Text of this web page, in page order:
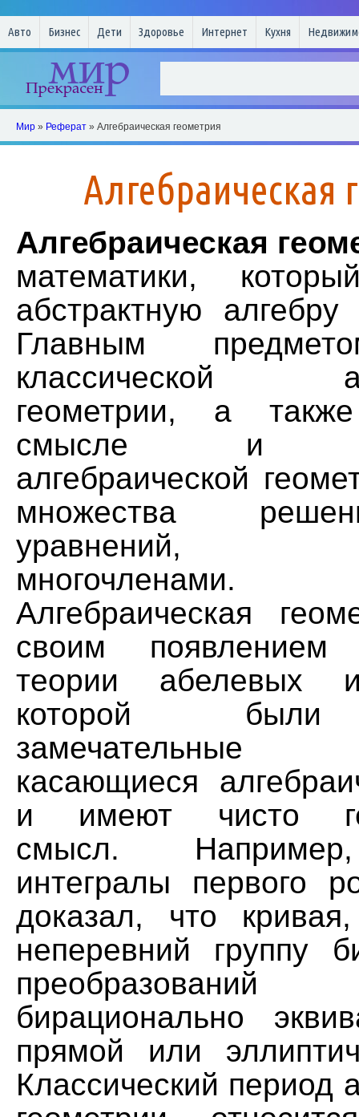
Авто Бизнес Дети Здоровье Интернет Кухня
Мир » Реферат » Алгебраическая геометрия
Алгебраическая
Алгебраическая
математики,
абстрактную
Главным
классической
геометрии, а
смысле и
алгебраической
множества
уравнений,
многочленами.
Алгебраическая
своим появлением
теории абелевых
которой были
замечательные
касающиеся
и имеют чисто
смысл.
интегралы первого
доказал, что
неперевний группу
бирационально
прямой или
Классический период